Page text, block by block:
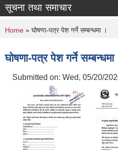
सूचना तथा समाचार
You are here
Home » घोषणा-पत्र पेश गर्ने सम्बन्धमा ।
घोषणा-पत्र पेश गर्ने सम्बन्धमा
Submitted on: Wed, 05/20/